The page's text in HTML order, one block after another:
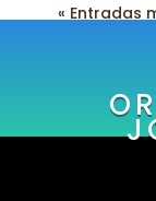
« Entradas